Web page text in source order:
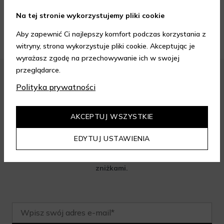
ZOBACZ WIĘCEJ
Zapisz się do newslettera i odbierz
rabat na aelia.pl:
-15% na cały nieprzeceniony asortyment przy minimalnej
zniżkami.
Na tej stronie wykorzystujemy pliki cookie
Aby zapewnić Ci najlepszy komfort podczas korzystania z
witryny, strona wykorzystuje pliki cookie. Akceptując je
wyrażasz zgodę na przechowywanie ich w swojej
przeglądarce.
Polityka prywatności
EDYTUJ USTAWIENIA
AKCEPTUJ WSZYSTKIE